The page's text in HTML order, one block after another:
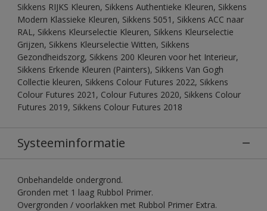
Sikkens RIJKS Kleuren, Sikkens Authentieke Kleuren, Sikkens
Modern Klassieke Kleuren, Sikkens 5051, Sikkens ACC naar
RAL, Sikkens Kleurselectie Kleuren, Sikkens Kleurselectie
Grijzen, Sikkens Kleurselectie Witten, Sikkens
Gezondheidszorg, Sikkens 200 Kleuren voor het Interieur,
Sikkens Erkende Kleuren (Painters), Sikkens Van Gogh
Collectie kleuren, Sikkens Colour Futures 2022, Sikkens
Colour Futures 2021, Colour Futures 2020, Sikkens Colour
Futures 2019, Sikkens Colour Futures 2018
Systeeminformatie
Onbehandelde ondergrond.
Gronden met 1 laag Rubbol Primer.
Overgronden / voorlakken met Rubbol Primer Extra.